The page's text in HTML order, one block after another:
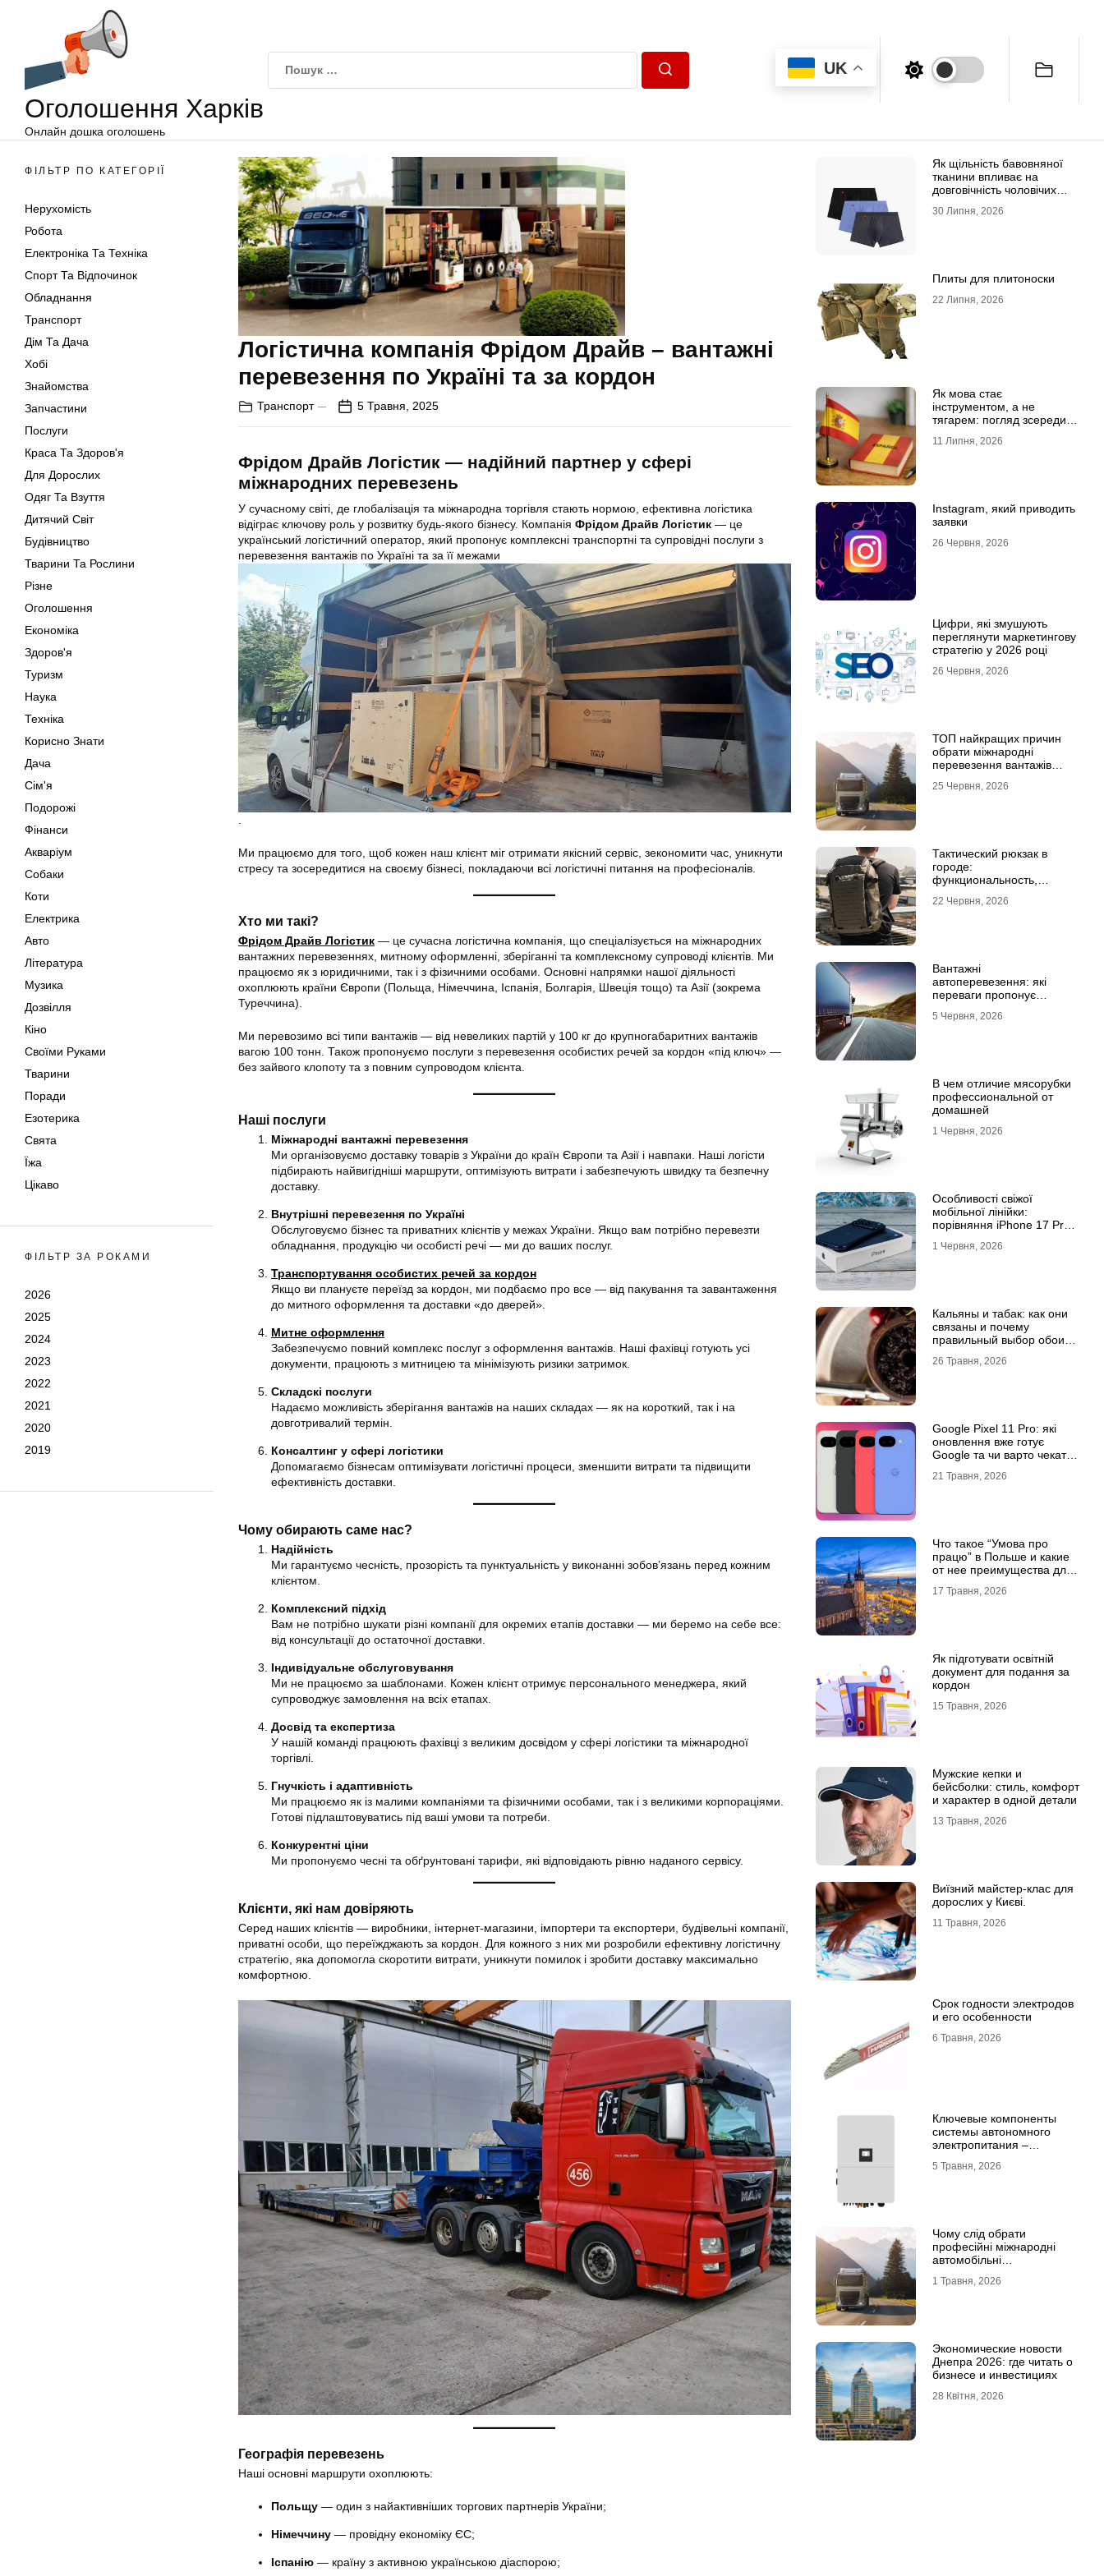
Оголошення Харків
Онлайн дошка оголошень
UK
ФІЛЬТР ПО КАТЕГОРІЇ
Нерухомість
Робота
Електроніка Та Техніка
Спорт Та Відпочинок
Обладнання
Транспорт
Дім Та Дача
Хобі
Знайомства
Запчастини
Послуги
Краса Та Здоров'я
Для Дорослих
Одяг Та Взуття
Дитячий Світ
Будівництво
Тварини Та Рослини
Різне
Оголошення
Економіка
Здоров'я
Туризм
Наука
Техніка
Корисно Знати
Дача
Сім'я
Подорожі
Фінанси
Акваріум
Собаки
Коти
Електрика
Авто
Література
Музика
Дозвілля
Кіно
Своїми Руками
Тварини
Поради
Езотерика
Свята
Їжа
Цікаво
ФІЛЬТР ЗА РОКАМИ
2026
2025
2024
2023
2022
2021
2020
2019
Логістична компанія Фрідом Драйв – вантажні
перевезення по Україні та за кордон
Транспорт 5 Травня, 2025
Фрідом Драйв Логістик — надійний партнер у сфері
міжнародних перевезень
У сучасному світі, де глобалізація та міжнародна торгівля стають нормою, ефективна логістика
відіграє ключову роль у розвитку будь-якого бізнесу. Компанія Фрідом Драйв Логістик — це
український логістичний оператор, який пропонує комплексні транспортні та супровідні послуги з
перевезення вантажів по Україні та за її межами
Ми працюємо для того, щоб кожен наш клієнт міг отримати якісний сервіс, зекономити час, уникнути
стресу та зосередитися на своєму бізнесі, покладаючи всі логістичні питання на професіоналів.
Хто ми такі?
Фрідом Драйв Логістик — це сучасна логістична компанія, що спеціалізується на міжнародних
вантажних перевезеннях, митному оформленні, зберіганні та комплексному супроводі клієнтів. Ми
працюємо як з юридичними, так і з фізичними особами. Основні напрямки нашої діяльності
охоплюють країни Європи (Польща, Німеччина, Іспанія, Болгарія, Швеція тощо) та Азії (зокрема
Туреччина).
Ми перевозимо всі типи вантажів — від невеликих партій у 100 кг до крупногабаритних вантажів
вагою 100 тонн. Також пропонуємо послуги з перевезення особистих речей за кордон «під ключ» —
без зайвого клопоту та з повним супроводом клієнта.
Наші послуги
Міжнародні вантажні перевезення
Ми організовуємо доставку товарів з України до країн Європи та Азії і навпаки. Наші логісти
підбирають найвигідніші маршрути, оптимізують витрати і забезпечують швидку та безпечну
доставку.
Внутрішні перевезення по Україні
Обслуговуємо бізнес та приватних клієнтів у межах України. Якщо вам потрібно перевезти
обладнання, продукцію чи особисті речі — ми до ваших послуг.
Транспортування особистих речей за кордон
Якщо ви плануєте переїзд за кордон, ми подбаємо про все — від пакування та завантаження
до митного оформлення та доставки «до дверей».
Митне оформлення
Забезпечуємо повний комплекс послуг з оформлення вантажів. Наші фахівці готують усі
документи, працюють з митницею та мінімізують ризики затримок.
Складскі послуги
Надаємо можливість зберігання вантажів на наших складах — як на короткий, так і на
довготривалий термін.
Консалтинг у сфері логістики
Допомагаємо бізнесам оптимізувати логістичні процеси, зменшити витрати та підвищити
ефективність доставки.
Чому обирають саме нас?
Надійність
Ми гарантуємо чесність, прозорість та пунктуальність у виконанні зобов’язань перед кожним
клієнтом.
Комплексний підхід
Вам не потрібно шукати різні компанії для окремих етапів доставки — ми беремо на себе все:
від консультації до остаточної доставки.
Індивідуальне обслуговування
Ми не працюємо за шаблонами. Кожен клієнт отримує персонального менеджера, який
супроводжує замовлення на всіх етапах.
Досвід та експертиза
У нашій команді працюють фахівці з великим досвідом у сфері логістики та міжнародної
торгівлі.
Гнучкість і адаптивність
Ми працюємо як із малими компаніями та фізичними особами, так і з великими корпораціями.
Готові підлаштовуватись під ваші умови та потреби.
Конкурентні ціни
Ми пропонуємо чесні та обґрунтовані тарифи, які відповідають рівню наданого сервісу.
Клієнти, які нам довіряють
Серед наших клієнтів — виробники, інтернет-магазини, імпортери та експортери, будівельні компанії,
приватні особи, що переїжджають за кордон. Для кожного з них ми розробили ефективну логістичну
стратегію, яка допомогла скоротити витрати, уникнути помилок і зробити доставку максимально
комфортною.
Географія перевезень
Наші основні маршрути охоплюють:
Польщу — один з найактивніших торгових партнерів України;
Німеччину — провідну економіку ЄС;
Іспанію — країну з активною українською діаспорою;
Як щільність бавовняної
тканини впливає на
довговічність чоловічих
30 Липня, 2026
Плиты для плитоноски
22 Липня, 2026
Як мова стає
інструментом, а не
тягарем: погляд зсередини
11 Липня, 2026
Instagram, який приводить
заявки
26 Червня, 2026
Цифри, які змушують
переглянути маркетингову
стратегію у 2026 році
26 Червня, 2026
ТОП найкращих причин
обрати міжнародні
перевезення вантажів
25 Червня, 2026
Тактический рюкзак в
городе:
функциональность,
глаза
22 Червня, 2026
Вантажні
автоперевезення: які
переваги пропонує
професіоналами
5 Червня, 2026
В чем отличие мясорубки
профессиональной от
домашней
1 Червня, 2026
Особливості свіжої
мобільної лінійки:
порівняння iPhone 17 Pro
1 Червня, 2026
Кальяны и табак: как они
связаны и почему
правильный выбор обоих
26 Травня, 2026
Google Pixel 11 Pro: які
оновлення вже готує
Google та чи варто чекати
21 Травня, 2026
Что такое “Умова про
працю” в Польше и какие
от нее преимущества для
17 Травня, 2026
Як підготувати освітній
документ для подання за
кордон
15 Травня, 2026
Мужские кепки и
бейсболки: стиль, комфорт
и характер в одной детали
13 Травня, 2026
Виїзний майстер-клас для
дорослих у Києві.
11 Травня, 2026
Срок годности электродов
и его особенности
6 Травня, 2026
Ключевые компоненты
системы автономного
электропитания –
DEYE
5 Травня, 2026
Чому слід обрати
професійні міжнародні
автомобільні
1 Травня, 2026
Экономические новости
Днепра 2026: где читать о
бизнесе и инвестициях
28 Квітня, 2026